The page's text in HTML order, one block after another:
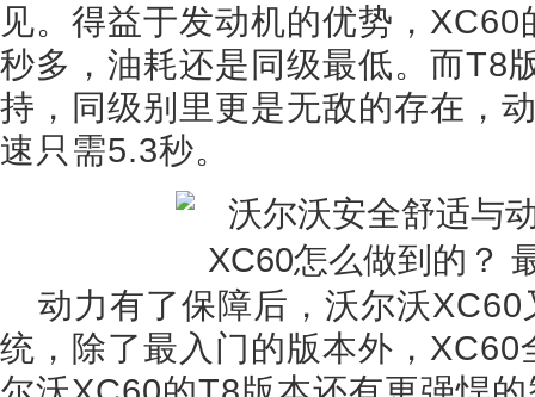
见。得益于发动机的优势，
秒多，油耗还是同级最低。而T8
持，同级别里更是无敌的存在，
速只需5.3秒。
动力有了保障后，沃尔沃
统，除了最入门的版本外，